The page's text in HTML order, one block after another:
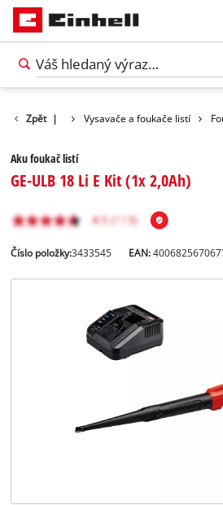
Zpět |
Zahrada Vysavače a foukače listí
Aku foukač listí
GE-ULB 18 Li E Kit (1x 2,0Ah)
Číslo položky:3433545 EAN: